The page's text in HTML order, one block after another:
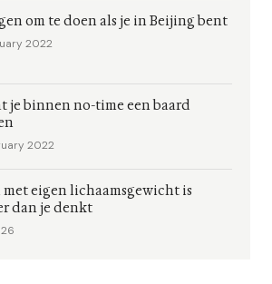
om te doen als je in Beijing bent
2022
je binnen no-time een baard
2022
eigen lichaamsgewicht is
dan je denkt